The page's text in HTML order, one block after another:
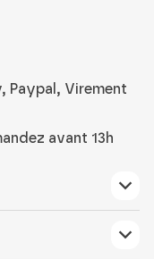
Paypal, Virement
avant 13h